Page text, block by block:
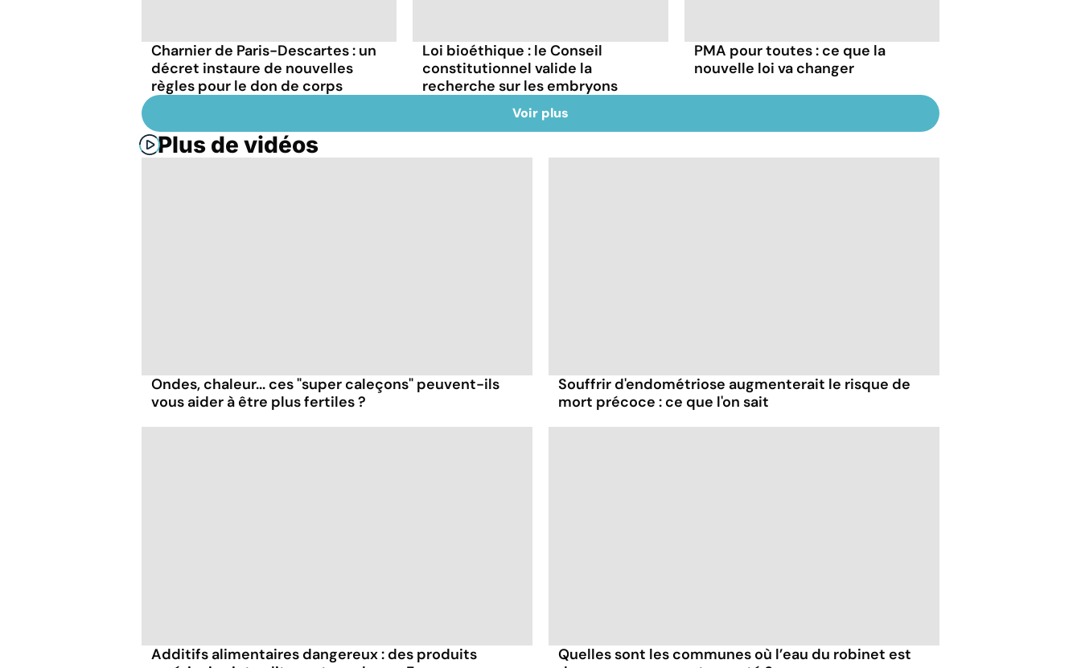
Charnier de Paris-Descartes : un
décret instaure de nouvelles
règles pour le don de corps
Loi bioéthique : le Conseil
constitutionnel valide la
recherche sur les embryons
PMA pour toutes : ce que la
nouvelle loi va changer
Voir plus
Plus de vidéos
Ondes, chaleur... ces "super caleçons" peuvent-ils
vous aider à être plus fertiles ?
Souffrir d'endométriose augmenterait le risque de
mort précoce : ce que l'on sait
Additifs alimentaires dangereux : des produits
Quelles sont les communes où l’eau du robinet est